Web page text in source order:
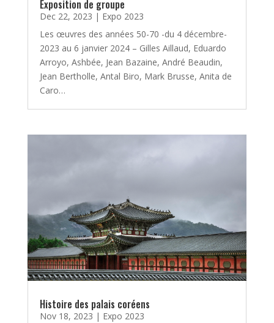
Exposition de groupe
Dec 22, 2023 | Expo 2023
Les œuvres des années 50-70 -du 4 décembre-
2023 au 6 janvier 2024 – Gilles Aillaud, Eduardo
Arroyo, Ashbée, Jean Bazaine, André Beaudin,
Jean Bertholle, Antal Biro, Mark Brusse, Anita de
Caro…
Histoire des palais coréens
Nov 18, 2023 | Expo 2023